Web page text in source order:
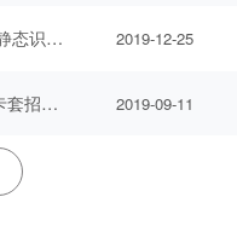
重庆交运城卡科技有限公司 人脸静态识别服务器 中标公告 2019-12-25
重庆交运城卡科技有限公司常规卡套招标项目 中标入围公告 2019-09-11